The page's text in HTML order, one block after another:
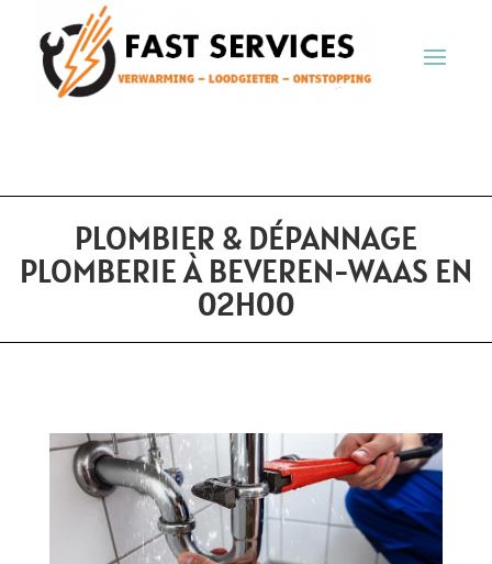
PLOMBIER & DÉPANNAGE
PLOMBERIE À BEVEREN-WAAS EN
02H00